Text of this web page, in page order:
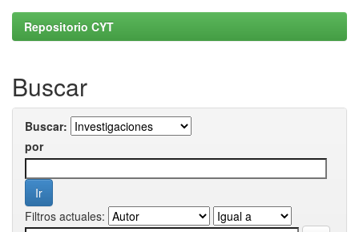
Repositorio CYT
Buscar
Buscar:
por
Filtros actuales: